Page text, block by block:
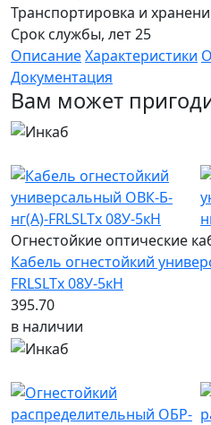
Транспортировка и
Срок службы, лет25
ОписаниеХарактеристики
Документация
Вам может
Огнестойкие оптические
Кабель огнестойкий
FRLSLTx 08У-5кН
395.70
в наличии